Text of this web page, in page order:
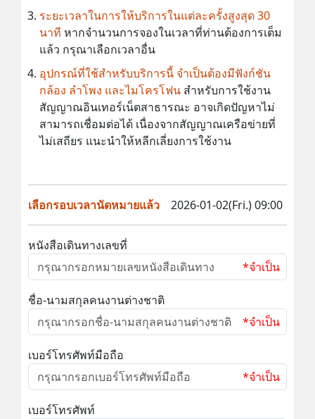
ระยะเวลาในการให้บริการในแต่ละครั้งสูงสุด 30
นาที หากจำนวนการจองในเวลาที่ท่านต้องการเต็ม
แล้ว กรุณาเลือกเวลาอื่น
อุปกรณ์ที่ใช้สำหรับบริการนี้ จำเป็นต้องมีฟังก์ชัน
กล้อง ลำโพง และไมโครโฟน สำหรับการใช้งาน
สัญญาณอินเทอร์เน็ตสาธารณะ อาจเกิดปัญหาไม่
สามารถเชื่อมต่อได้ เนื่องจากสัญญาณเครือข่ายที่
ไม่เสถียร แนะนำให้หลีกเลี่ยงการใช้งาน
เลือกรอบเวลานัดหมายแล้ว 2026-01-02(Fri.) 09:00
หนังสือเดินทางเลขที่
*จำเป็น
ชื่อ-นามสกุลคนงานต่างชาติ
*จำเป็น
เบอร์โทรศัพท์มือถือ
*จำเป็น
เบอร์โทรศัพท์